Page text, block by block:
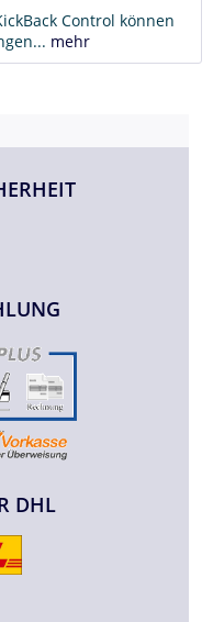
Control können
mehr
DHL